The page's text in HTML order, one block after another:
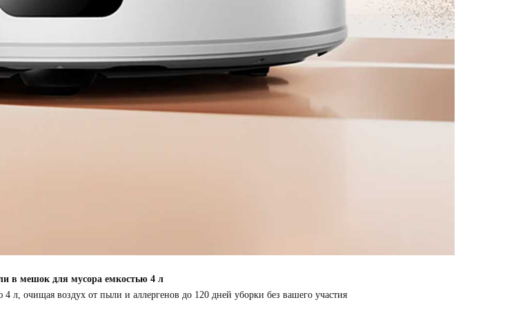
в мешок для мусора емкостью 4 л
л, очищая воздух от пыли и аллергенов до 120 дней уборки без вашего участия